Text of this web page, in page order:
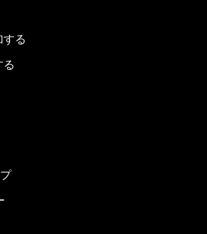
する
る